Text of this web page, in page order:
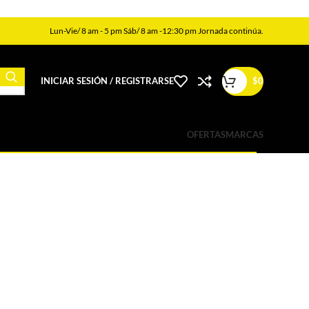
Lun-Vie/ 8 am - 5 pm Sáb/ 8 am -12:30 pm Jornada continúa.
INICIAR SESIÓN / REGISTRARSE $0
OFERTASMARCAS